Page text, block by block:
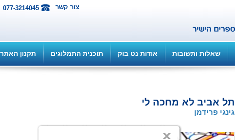
077-3214045 צור קשר
שאלות ותשובות אודות נט בוק תוכנית התמלוגים תקנון האתר
תל אביב לא מחכה לי
גינגי פרידמן